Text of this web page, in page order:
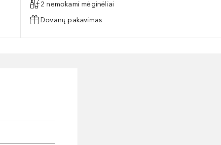
2 nemokami mėginėliai
Dovanų pakavimas